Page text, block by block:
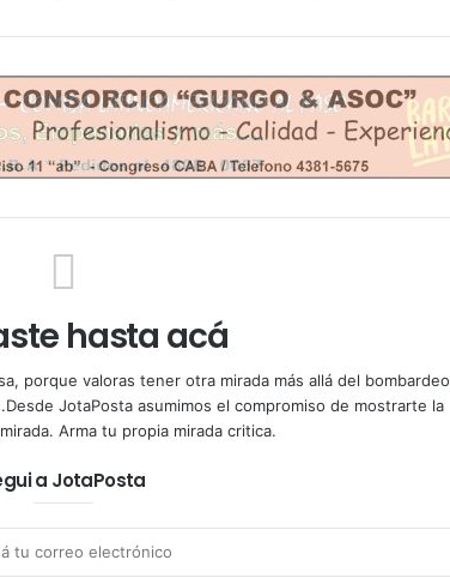
hasta acá
porque valoras tener otra mirada más allá del bombardeo
JotaPosta asumimos el compromiso de mostrarte la
Arma tu propia mirada critica.
a JotaPosta